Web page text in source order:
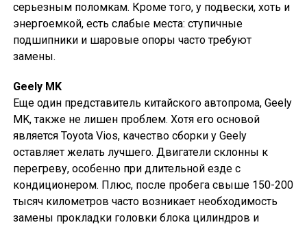
серьезным поломкам. Кроме того, у подвески, хоть и
энергоемкой, есть слабые места: ступичные
подшипники и шаровые опоры часто требуют
замены.
Geely MK
Еще один представитель китайского автопрома, Geely
MK, также не лишен проблем. Хотя его основой
является Toyota Vios, качество сборки у Geely
оставляет желать лучшего. Двигатели склонны к
перегреву, особенно при длительной езде с
кондиционером. Плюс, после пробега свыше 150-200
тысяч километров часто возникает необходимость
замены прокладки головки блока цилиндров и